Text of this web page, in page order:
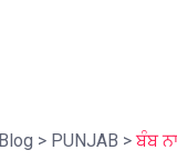
Blog > PUNJAB >ਬੰਬ